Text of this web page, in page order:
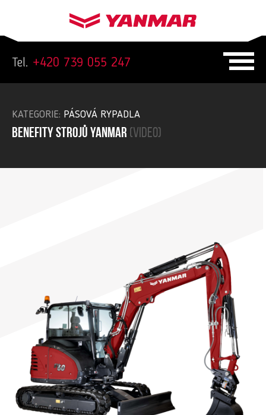
Tel. +420 739 055 247
KATEGORIE: PÁSOVÁ RYPADLA
Benefity strojů yanmar (video)